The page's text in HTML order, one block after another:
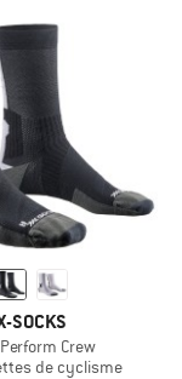
SOCKS
Crew
de cyclisme